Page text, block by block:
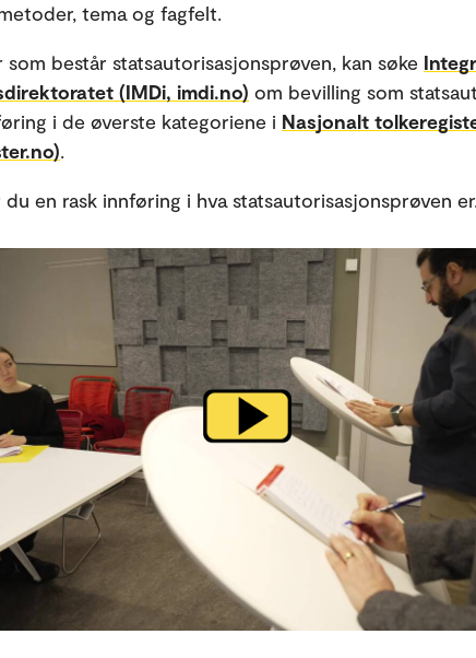
tema og fagfelt.
som består statsautorisasjonsprøven, kan søke
(IMDi, imdi.no) om bevilling som
i de øverste kategoriene i Nasjonalt
.
du en rask innføring i hva statsautorisasjonsprøven er.